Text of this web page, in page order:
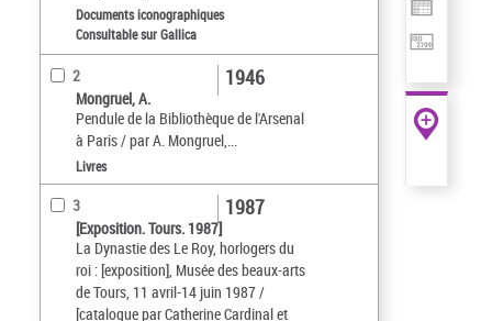
Documents iconographiques
Consultable sur Gallica
2
Mongruel, A.
Pendule de la Bibliothèque de l'Arsenal
à Paris / par A. Mongruel,...
1946
Livres
3
[Exposition. Tours. 1987]
La Dynastie des Le Roy, horlogers du
roi : [exposition], Musée des beaux-arts
de Tours, 11 avril-14 juin 1987 /
[catalogue par Catherine Cardinal et
1987